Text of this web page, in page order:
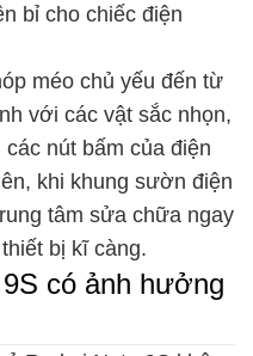
bỉ cho chiếc điện
méo chủ yếu đến từ
với các vật sắc nhọn,
nút bấm của điện
khi khung sườn điện
tâm sửa chữa ngay
bị kĩ càng.
có ảnh hưởng